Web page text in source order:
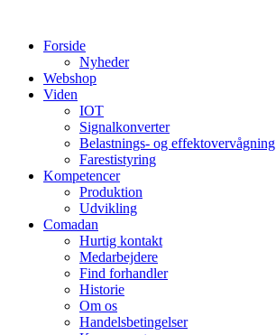
indholdForside
Nyheder
Webshop
Viden
IOT
Signalkonverter
Belastnings- og effektovervågning
Farestistyring
Kompetencer
Produktion
Udvikling
Comadan
Hurtig kontakt
Medarbejdere
Find forhandler
Historie
Om os
Handelsbetingelser